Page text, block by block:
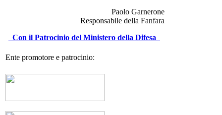
Paolo Garnerone
Responsabile della Fanfara
Con il Patrocinio del Ministero della Difesa
Ente promotore e patrocinio: